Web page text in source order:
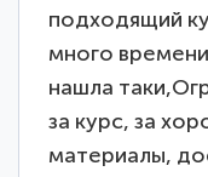
подходящий
много
нашла
за курс, за
материалы,